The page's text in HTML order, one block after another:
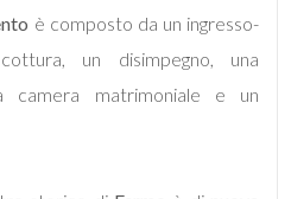
è composto da un ingresso-
un disimpegno, una
camera matrimoniale e un